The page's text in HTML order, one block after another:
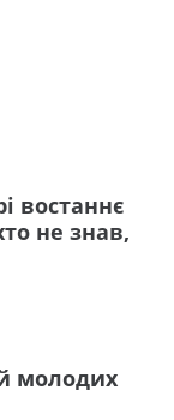
востаннє
не знав,
молодих